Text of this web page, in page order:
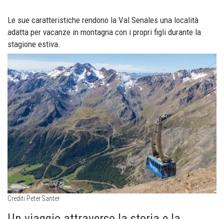
Le sue caratteristiche rendono la Val Senales una località
adatta per vacanze in montagna con i propri figli durante la
stagione estiva.
Crediti Peter Santer